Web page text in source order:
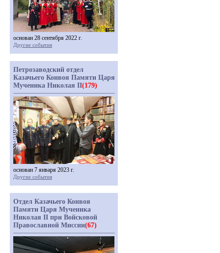
основан 28 сентября 2022 г.
Другие события
Петрозаводский отдел
Казачьего Конвоя Памяти Царя
Мученика Николая II(179)
основан 7 января 2023 г.
Другие события
Отдел Казачьего Конвоя
Памяти Царя Мученика
Николая II при Войсковой
Православной Миссии(67)